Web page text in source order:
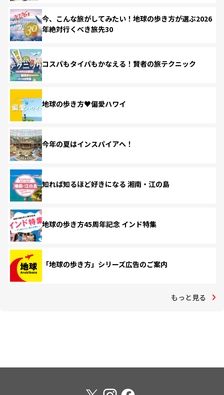
今、こんな旅がしてみたい！地球の歩き方が選ぶ2026
年絶対行くべき旅先30
コスパもタイパもかなえる！賢者の旅テクニック
地球の歩き方♥偏愛ハワイ
今年の夏はインスパイアへ！
知れば知るほど好きになる 湘南・江の島
地球の歩き方45周年記念 インド特集
「地球の歩き方」シリーズ広告のご案内
もっと見る